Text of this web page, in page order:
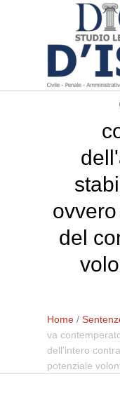
del
Home /
va
dell'intero
potenziale